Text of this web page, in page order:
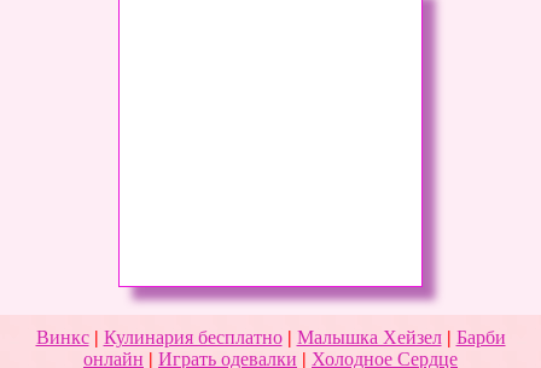
Винкс| Кулинария бесплатно| Малышка Хейзел| Барби
онлайн | Играть одевалки | Холодное Сердце